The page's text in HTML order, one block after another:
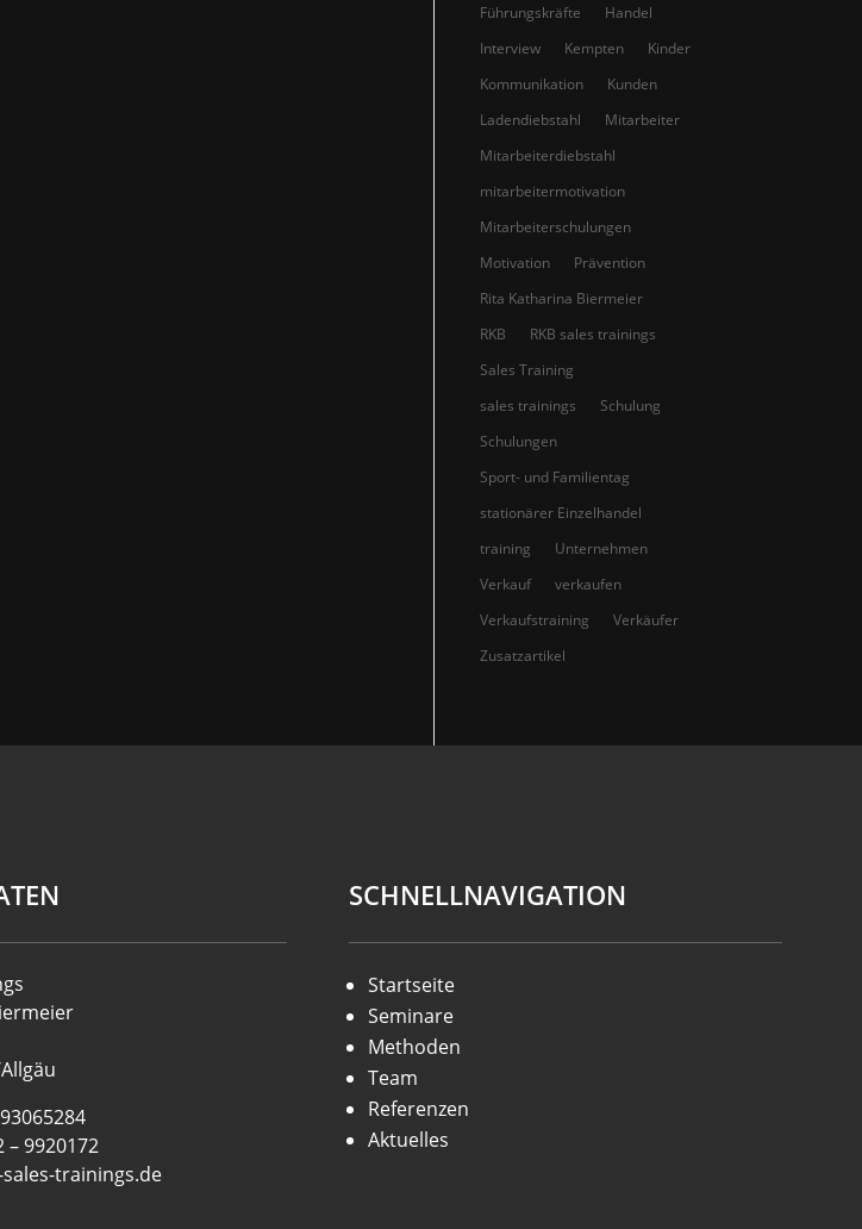
Führungskräfte
Handel
Interview
Kempten
Kinder
Kommunikation
Kunden
Ladendiebstahl
Mitarbeiter
Mitarbeiterdiebstahl
mitarbeitermotivation
Mitarbeiterschulungen
Motivation
Prävention
Rita Katharina Biermeier
RKB
RKB sales trainings
Sales Training
sales trainings
Schulung
Schulungen
Sport- und Familientag
stationärer Einzelhandel
training
Unternehmen
Verkauf
verkaufen
Verkaufstraining
Verkäufer
Zusatzartikel
– 9920172
trainings.de
SCHNELLNAVIGATION
Startseite
Seminare
Methoden
Team
Referenzen
Aktuelles